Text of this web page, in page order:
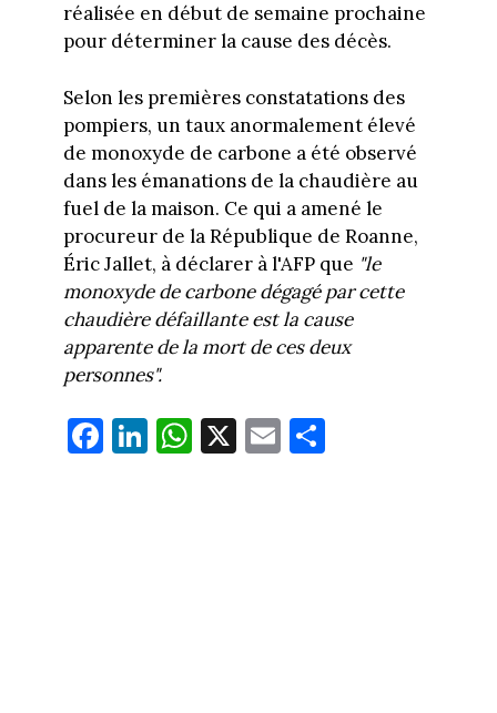
réalisée en début de semaine prochaine
pour déterminer la cause des décès.
Selon les premières constatations des
pompiers, un taux anormalement élevé
de monoxyde de carbone a été observé
dans les émanations de la chaudière au
fuel de la maison. Ce qui a amené le
procureur de la République de Roanne,
Éric Jallet, à déclarer à l'AFP que "le
monoxyde de carbone dégagé par cette
chaudière défaillante est la cause
apparente de la mort de ces deux
personnes".
Fa
ce
Li
nk
W
ha
X E
m
Pa